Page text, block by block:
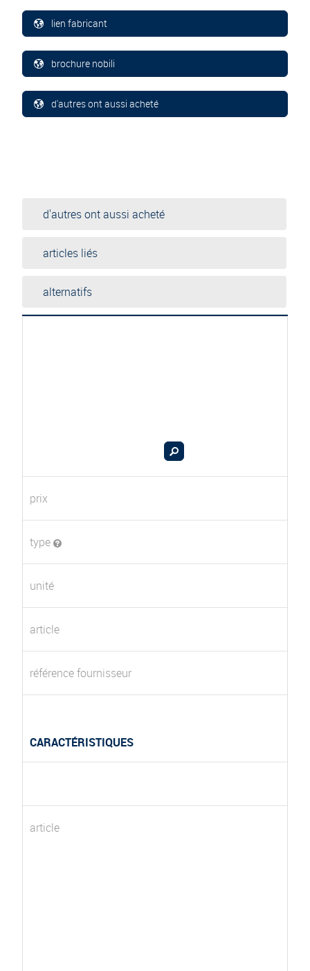
lien fabricant
brochure nobili
d'autres ont aussi acheté
d'autres ont aussi acheté
articles liés
alternatifs
prix
type
unité
article
référence fournisseur
CARACTÉRISTIQUES
article